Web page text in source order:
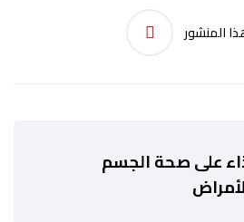
المنشور
على صحة الجسم